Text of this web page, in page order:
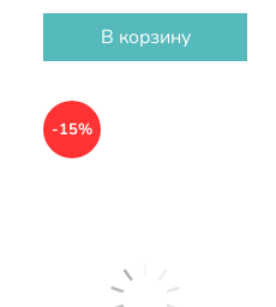
В корзину
-15%